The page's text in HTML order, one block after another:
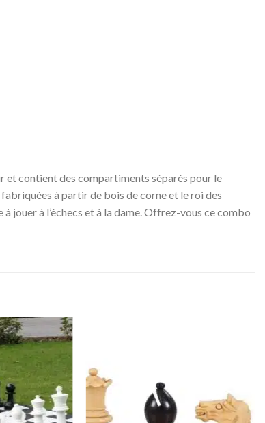
et contient des compartiments séparés pour le
à partir de bois de corne et le roi des
jouer à l’échecs et à la dame. Offrez-vous ce combo